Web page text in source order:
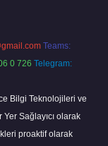
Teams:
0 726 Telegram:
Bilgi Teknolojileri ve
Yer Sağlayıcı olarak
proaktif olarak